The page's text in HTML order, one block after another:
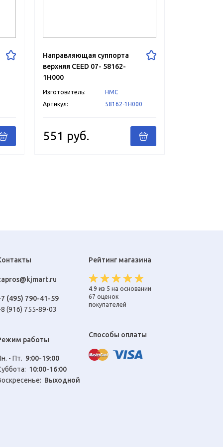
Направляющая суппорта
верхняя CEED 07- 58162-
1H000
Изготовитель:
HMC
Артикул:
58162-1H000
551 руб.
(495) 790-41-59
(916) 755-89-03
работы
- Пт. 9:00-19:00
10:00-16:00
Выходной
Рейтинг магазина
4.9 из 5 на основании
67 оценок
покупателей
Способы оплаты